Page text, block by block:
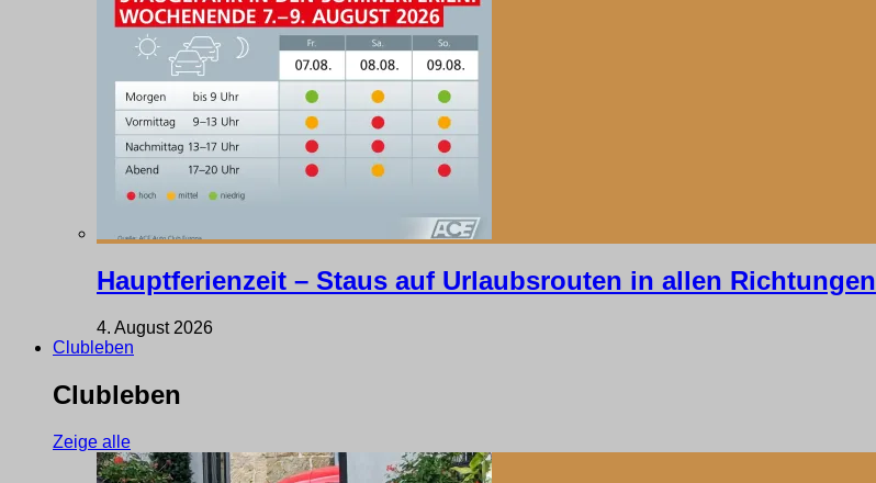
Hauptferienzeit – Staus auf Urlaubsrouten in allen Richtungen
4. August 2026
Clubleben
Clubleben
Zeige alle